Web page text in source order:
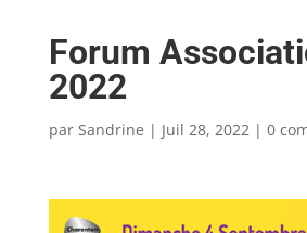
Forum
2022
par Sandrine | Juil 28, 2022| 0